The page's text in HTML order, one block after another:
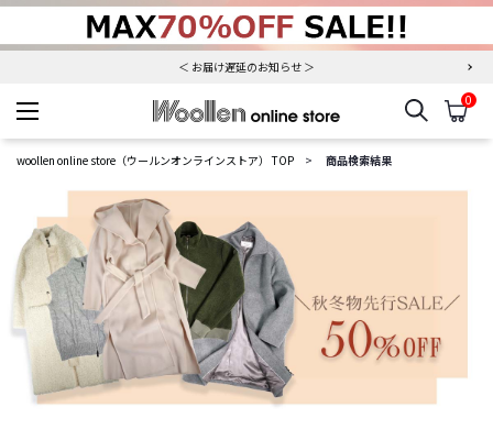
夏季休業について（出荷、お問い合わせ窓口）
＜ お届け遅延のお知らせ ＞
woollen online store
検索 カ
0
woollen online store（ウールンオンラインストア） TOP 商品検索結果